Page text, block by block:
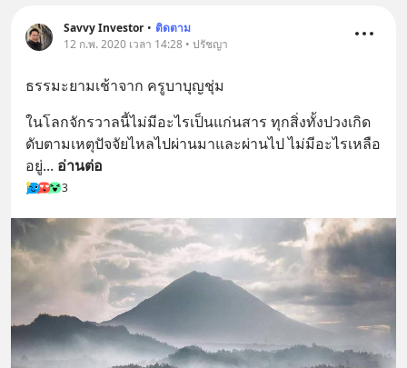
Savvy Investor • ติดตาม
12 ก.พ. 2020 เวลา 14:28 • ปรัชญา
ธรรมะยามเช้าจาก ครูบาบุญชุ่ม
ในโลกจักรวาลนี้ไม่มีอะไรเป็นแก่นสาร ทุกสิ่งทั้งปวงเกิด
ดับตามเหตุปัจจัยไหลไปผ่านมาและผ่านไป ไม่มีอะไรเหลือ
อยู่... อ่านต่อ
3